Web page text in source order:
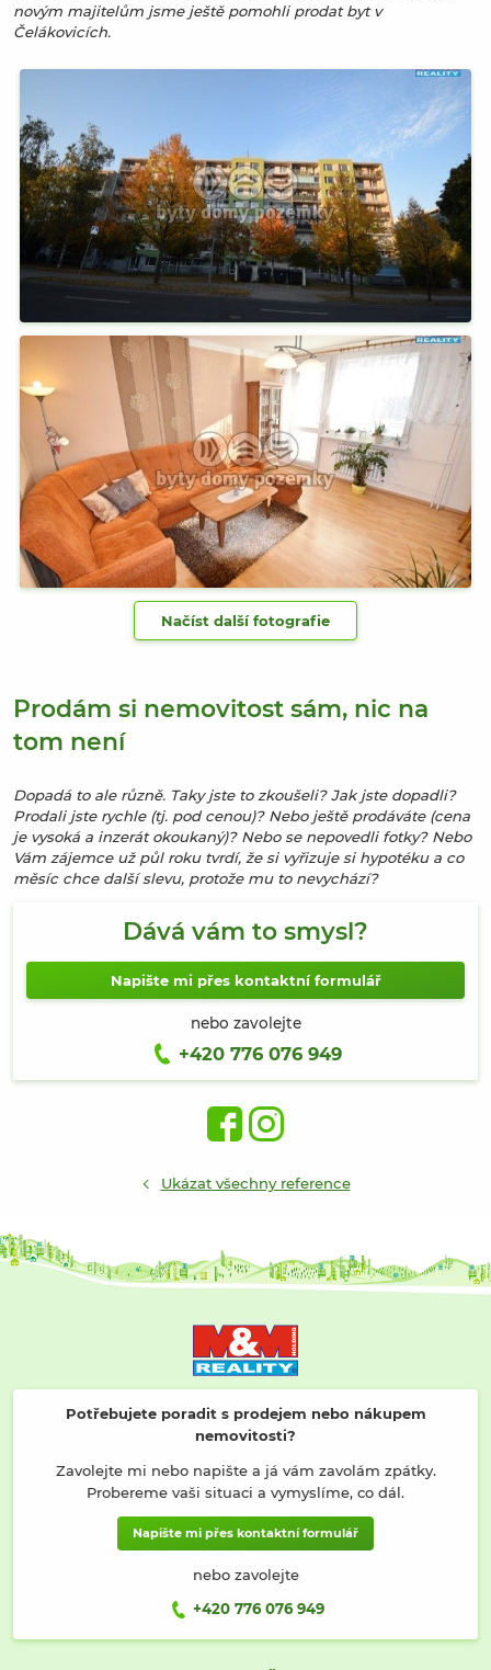
novým majitelům jsme ještě pomohli prodat byt v
Čelákovicích.
Načíst další fotografie
Prodám si nemovitost sám, nic na
tom není
Dopadá to ale různě. Taky jste to zkoušeli? Jak jste dopadli?
Prodali jste rychle (tj. pod cenou)? Nebo ještě prodáváte (cena
je vysoká a inzerát okoukaný)? Nebo se nepovedli fotky? Nebo
Vám zájemce už půl roku tvrdí, že si vyřizuje si hypotéku a co
měsíc chce další slevu, protože mu to nevychází?
Dává vám to smysl?
Napište mi přes kontaktní formulář
nebo zavolejte
+420 776 076 949
Ukázat všechny reference
Potřebujete poradit s prodejem nebo nákupem
nemovitosti?
Zavolejte mi nebo napište a já vám zavolám zpátky.
Probereme vaši situaci a vymyslíme, co dál.
Napište mi přes kontaktní formulář
nebo zavolejte
+420 776 076 949